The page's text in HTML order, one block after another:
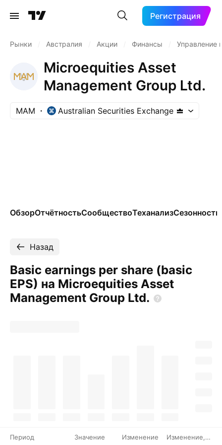
Регистрация
Рынки Австралия Акции Финансы Управление
Microequities Asset
Management Group Ltd.
MAM Australian Securities Exchange
ОбзорОтчётностьСообществоТеханализСезонность
Назад
Basic earnings per share (basic
EPS) на Microequities Asset
Management Group Ltd.
Период Значение Изменение Изменение, %